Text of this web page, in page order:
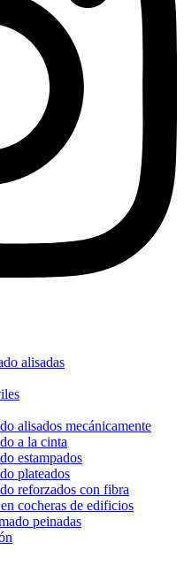
alisadas
alisados mecánicamente
a la cinta
estampados
plateados
reforzados con fibra
cocheras de edificios
peinadas